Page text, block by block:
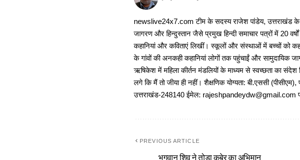
newslive24x7.com टीम के सदस्य राजेश पांडेय, उत्तराखंड के
जागरण और हिन्दुस्तान जैसे प्रमुख हिन्दी समाचार पत्रों में 20
कहानियां और कविताएं लिखीं। स्कूलों और संस्थाओं में बच्चों को
के गांवों की अनकही कहानियां लोगों तक पहुंचाईं और
ऋषिकेश में महिला कीर्तन मंडलियों के माध्यम से स्वच्छता का संदेश
लगे कि मैं तो जीया ही नहीं। शैक्षणिक योग्यता: बी.एससी
उत्तराखंड-248140 ईमेल: rajeshpandeydw@gmail.com
PREVIOUS ARTICLE
भगवान शिव ने तोड़ा कुबेर का अभिमान